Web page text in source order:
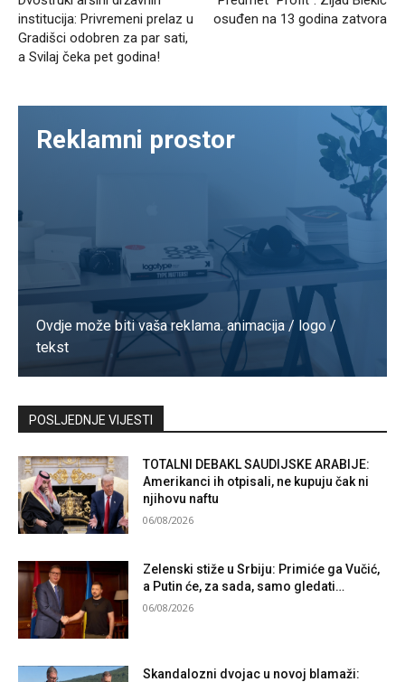
institucija: Privremeni prelaz u
Gradišci odobren za par sati,
a Svilaj čeka pet godina!
osuđen na 13 godina zatvora
Reklamni prostor
Ovdje može biti vaša reklama. animacija / logo /
tekst
Kontaktirajte nas
POSLJEDNJE VIJESTI
TOTALNI DEBAKL SAUDIJSKE ARABIJE:
Amerikanci ih otpisali, ne kupuju čak ni
njihovu naftu
06/08/2026
Zelenski stiže u Srbiju: Primiće ga Vučić,
a Putin će, za sada, samo gledati…
06/08/2026
Skandalozni dvojac u novoj blamaži: